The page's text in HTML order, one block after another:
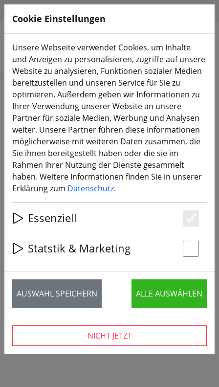
Produkte suchen
Start Bauteile FC, ESC, AIO & Stacks
GEPRC F722 BT HD V3 FC Flight
Controller FPV Bluetooth
‹ ›
Cookie Einstellungen
Unsere Webseite verwendet Cookies, um Inhalte
und Anzeigen zu personalisieren, zugriffe auf unsere
Website zu analysieren, Funktionen sozialer Medien
bereitzustellen und unseren Service für Sie zu
optimieren. Außerdem geben wir Informationen zu
Ihrer Verwendung unserer Website an unsere
Partner für soziale Medien, Werbung und Analysen
weiter. Unsere Partner führen diese Informationen
möglicherweise mit weiteren Daten zusammen, die
Sie ihnen bereitgestellt haben oder die sie im
Rahmen Ihrer Nutzung der Dienste gesammelt
haben. Weitere Informationen finden Sie in unserer
Erklärung zum Datenschutz.
Essenziell
Statstik & Marketing
AUSWAHL SPEICHERN ALLE AUSWÄHLEN
NICHT JETZT